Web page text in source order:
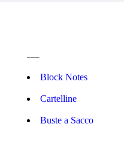
Block Notes
Cartelline
Buste a Sacco